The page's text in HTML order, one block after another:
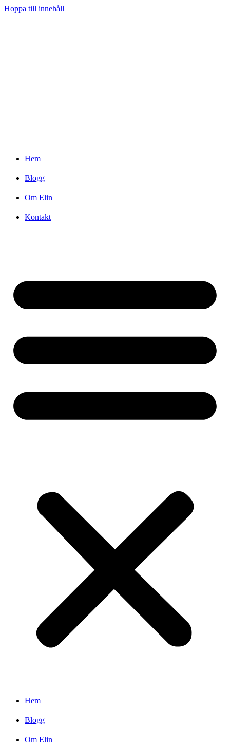
Hoppa till innehåll
Hem
Blogg
Om Elin
Kontakt
Hem
Blogg
Om Elin